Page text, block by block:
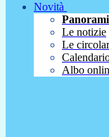
Novità
Le notizie
Le
Albo